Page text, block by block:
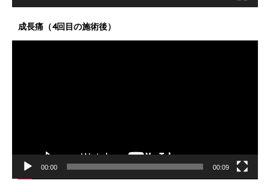
成長痛（4回目の施術後）
00:00 00:09